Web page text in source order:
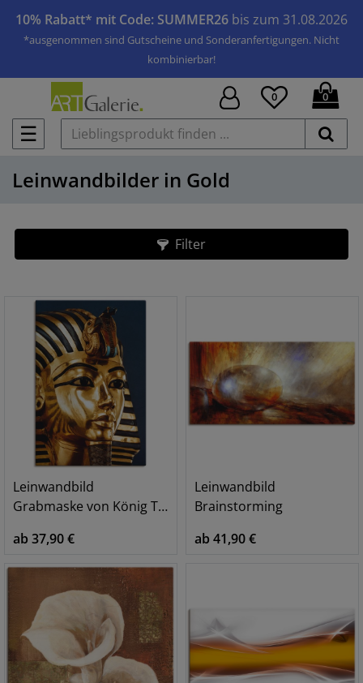
10% Rabatt* mit Code: SUMMER26 bis zum 31.08.2026
*ausgenommen sind Gutscheine und Sonderanfertigungen. Nicht
kombinierbar!
☰
0 0
Leinwandbilder in Gold
Filter
Leinwandbild
Grabmaske von König Tutanchamun
ab 37,90 €
Leinwandbild
Brainstorming
ab 41,90 €